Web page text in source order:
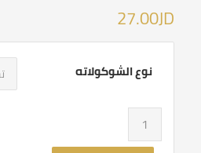
27.00JD
نوع الشوكولاته